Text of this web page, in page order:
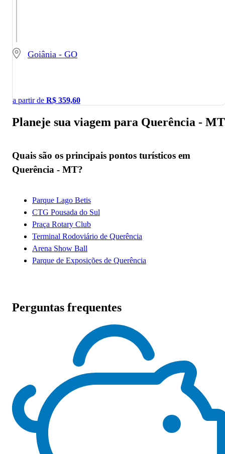
Goiânia - GO
a partir de R$ 359,60
Planeje sua viagem para Querência - MT
Quais são os principais pontos turísticos em
Querência - MT?
Parque Lago Betis
CTG Pousada do Sul
Praça Rotary Club
Terminal Rodoviário de Querência
Arena Show Ball
Parque de Exposições de Querência
Perguntas frequentes